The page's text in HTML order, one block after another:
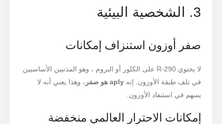
3. الشخصية البيئية
صفر أوزون استنزاف إمكانات
لا يحتوي R-290 على الكلور أو البروم ، وهو المذنبين الأساسيين
في تلف طبقة الأوزون. إنهaply هو صفر
، وهذا يعني أنه لا
يسهم في استنفاد الأوزون.
إمكانات الاحترار العالمي منخفضة